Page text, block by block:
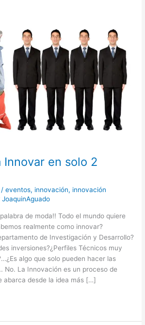
Innovar en solo 2
/eventos, innovación, innovación
JoaquinAguado
de moda!! Todo el mundo quiere
realmente como innovar?
de Investigación y Desarrollo?
inversiones?¿Perfiles Técnicos muy
algo que solo pueden hacer las
No. La Innovación es un proceso de
abarca desde la idea más […]